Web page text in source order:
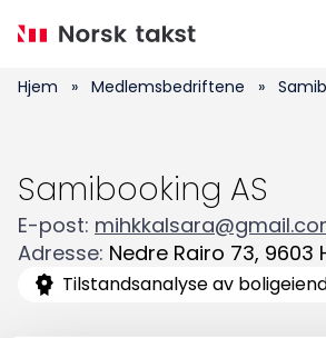
hovedinnhold
Søk
etter:
Hjem » Medlemsbedriftene »
Samibooking AS
E-post:
Adresse: Nedre Rairo 73, 9603
Tilstandsanalyse av